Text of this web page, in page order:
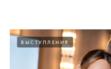
ВЫСТУПЛЕНИЯ